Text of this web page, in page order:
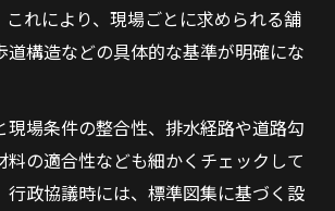
これにより、現場ごとに求められる舗
道構造などの具体的な基準が明確にな
現場条件の整合性、排水経路や道路勾
料の適合性なども細かくチェックして
行政協議時には、標準図集に基づく設